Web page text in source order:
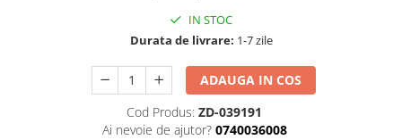
Microfoane Suspendabile
Microfoane wireless si sisteme
Stative de microfon
IN STOC
Durata de livrare: 1-7 zile
ADAUGA IN COS
Cod Produs: ZD-039191
Ai nevoie de ajutor? 0740036008